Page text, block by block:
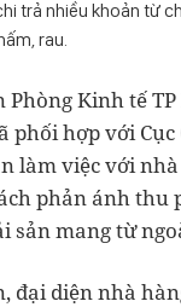
trả nhiều khoản từ
rau.
Phòng Kinh tế
phối hợp với
làm việc với
phản ánh thu
sản mang từ
đại diện nhà